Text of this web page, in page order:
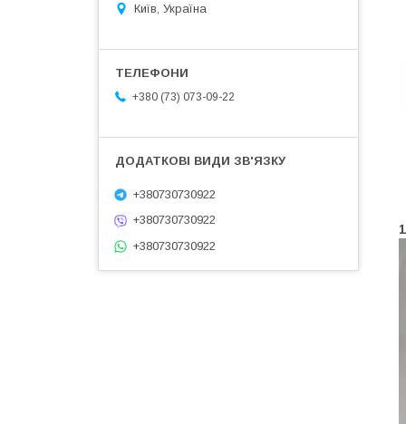
Київ, Україна
+380 (73) 073-09-22
+380730730922
+380730730922
+380730730922